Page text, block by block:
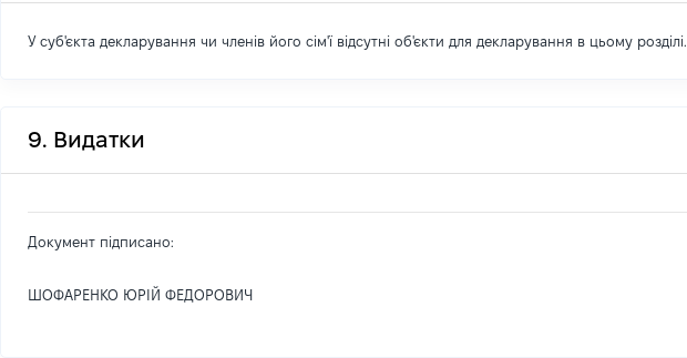
У суб'єкта декларування чи членів його сім'ї відсутні об'єкти для декларування в цьому розділі.
9. Видатки
Документ підписано:
ШОФАРЕНКО ЮРІЙ ФЕДОРОВИЧ